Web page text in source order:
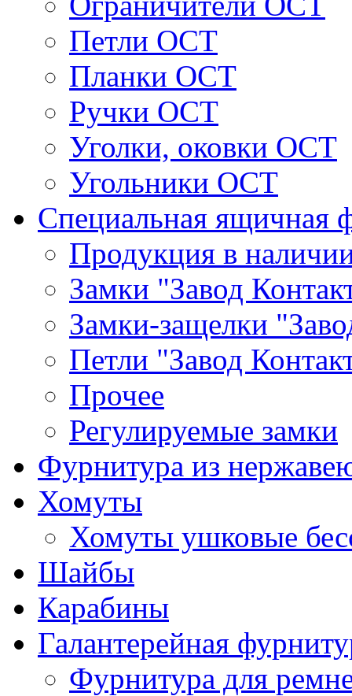
Петли ОСТ
Планки ОСТ
Ручки ОСТ
Уголки, оковки ОСТ
Угольники ОСТ
Специальная ящичная
Продукция в
Замки "Завод
Замки-защелки
Петли "Завод
Прочее
Регулируемые замки
Фурнитура из
Хомуты
Хомуты ушковые
Шайбы
Карабины
Галантерейная
Фурнитура для